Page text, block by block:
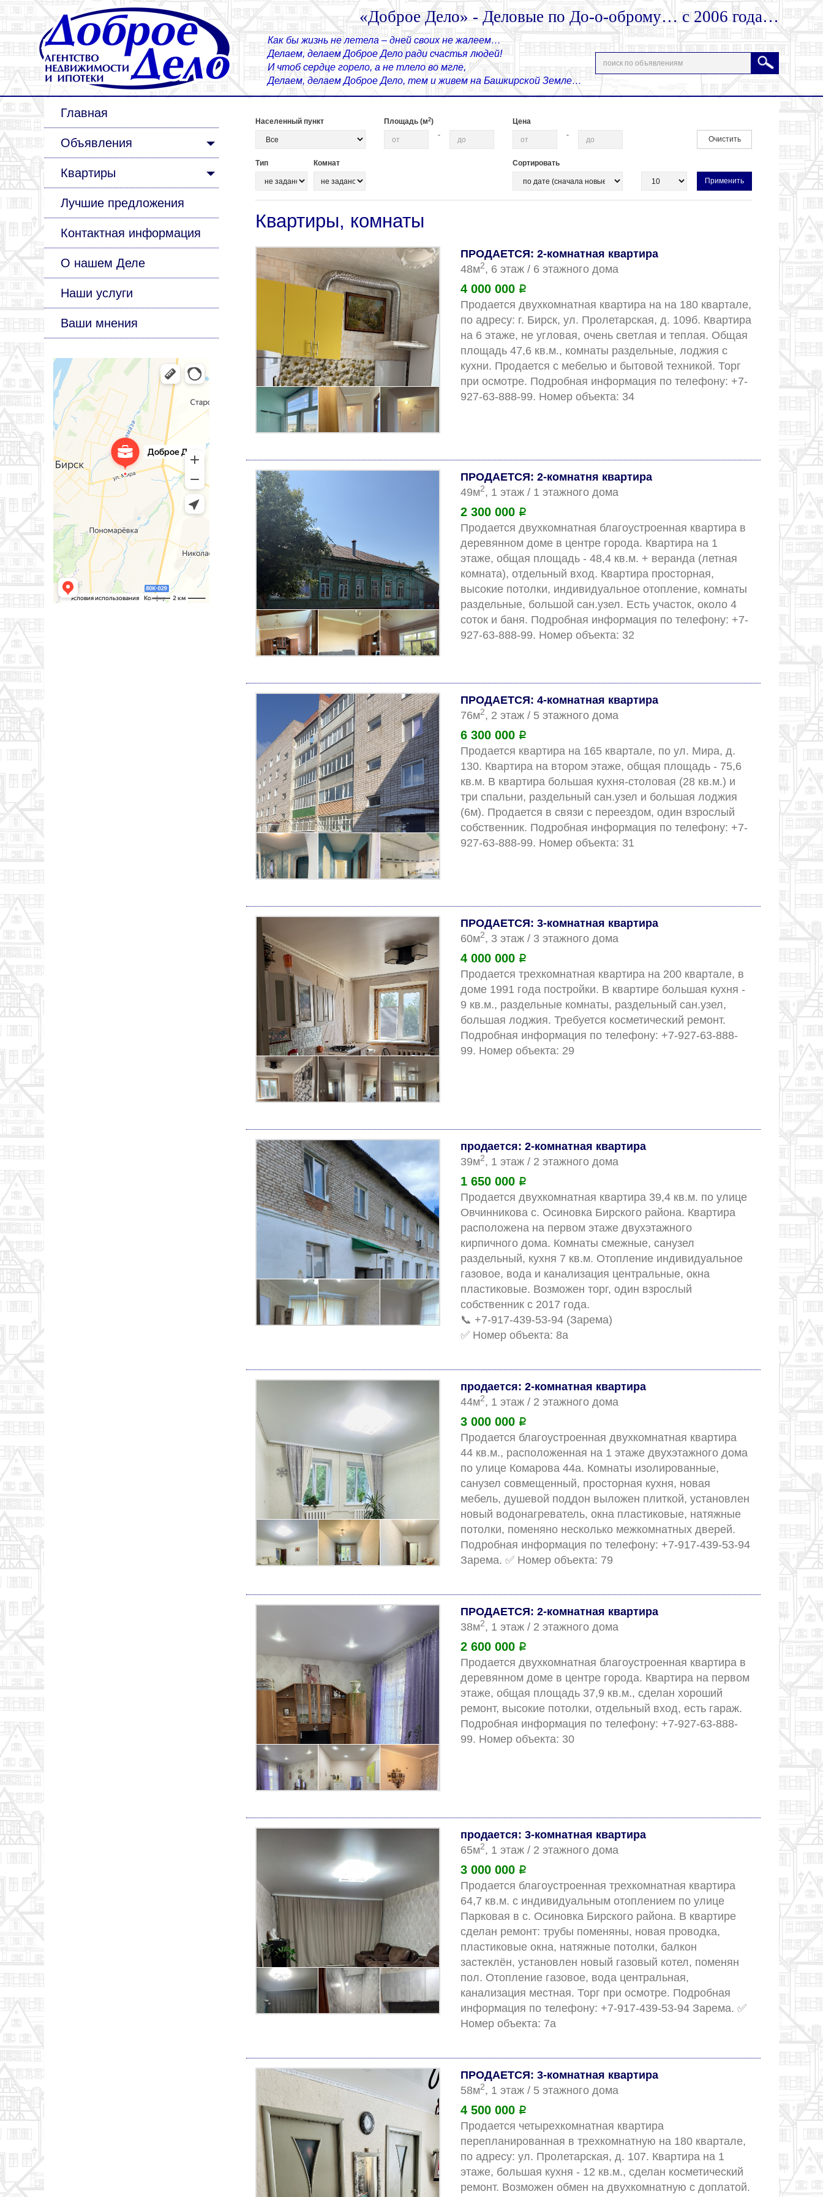
«Доброе Дело» - Деловые по До-о-оброму… с 2006 года…
Как бы жизнь не летела – дней своих не жалеем…
Делаем, делаем Доброе Дело ради счастья людей!
И чтоб сердце горело, а не тлело во мгле,
Делаем, делаем Доброе Дело, тем и живем на Башкирской Земле…
Главная
Объявления
Квартиры
Лучшие предложения
Контактная информация
О нашем Деле
Наши услуги
Ваши мнения
Населенный пункт
Тип Комнат
Площадь (м2)
-
Цена
-
Сортировать
Очистить
Квартиры, комнаты
ПРОДАЕТСЯ: 2-комнатная квартира
48м2, 6 этаж / 6 этажного дома
4 000 000 Р
Продается двухкомнатная квартира на на 180 квартале,
по адресу: г. Бирск, ул. Пролетарская, д. 109б. Квартира
на 6 этаже, не угловая, очень светлая и теплая. Общая
площадь 47,6 кв.м., комнаты раздельные, лоджия с
кухни. Продается с мебелью и бытовой техникой. Торг
при осмотре. Подробная информация по телефону: +7-
ПРОДАЕТСЯ: 2-комнатня квартира
49м2, 1 этаж / 1 этажного дома
2 300 000 Р
Продается двухкомнатная благоустроенная квартира в
деревянном доме в центре города. Квартира на 1
этаже, общая площадь - 48,4 кв.м. + веранда (летная
комната), отдельный вход. Квартира просторная,
высокие потолки, индивидуальное отопление, комнаты
раздельные, большой сан.узел. Есть участок, около 4
соток и баня. Подробная информация по телефону: +7-
ПРОДАЕТСЯ: 4-комнатная квартира
76м2, 2 этаж / 5 этажного дома
6 300 000 Р
Продается квартира на 165 квартале, по ул. Мира, д.
130. Квартира на втором этаже, общая площадь - 75,6
кв.м. В квартира большая кухня-столовая (28 кв.м.) и
три спальни, раздельный сан.узел и большая лоджия
(6м). Продается в связи с переездом, один взрослый
собственник. Подробная информация по телефону: +7-
ПРОДАЕТСЯ: 3-комнатная квартира
60м2, 3 этаж / 3 этажного дома
4 000 000 Р
Продается трехкомнатная квартира на 200 квартале, в
доме 1991 года постройки. В квартире большая кухня -
9 кв.м., раздельные комнаты, раздельный сан.узел,
большая лоджия. Требуется косметический ремонт.
Подробная информация по телефону: +7-927-63-888-
продается: 2-комнатная квартира
39м2, 1 этаж / 2 этажного дома
1 650 000 Р
Продается двухкомнатная квартира 39,4 кв.м. по улице
Овчинникова с. Осиновка Бирского района. Квартира
расположена на первом этаже двухэтажного
кирпичного дома. Комнаты смежные, санузел
раздельный, кухня 7 кв.м. Отопление индивидуальное
газовое, вода и канализация центральные, окна
пластиковые. Возможен торг, один взрослый
собственник с 2017 года.
📞 +7-917-439-53-94 (Зарема)
продается: 2-комнатная квартира
44м2, 1 этаж / 2 этажного дома
3 000 000 Р
Продается благоустроенная двухкомнатная квартира
44 кв.м., расположенная на 1 этаже двухэтажного дома
по улице Комарова 44а. Комнаты изолированные,
санузел совмещенный, просторная кухня, новая
мебель, душевой поддон выложен плиткой, установлен
новый водонагреватель, окна пластиковые, натяжные
потолки, поменяно несколько межкомнатных дверей.
Подробная информация по телефону: +7-917-439-53-94
ПРОДАЕТСЯ: 2-комнатная квартира
38м2, 1 этаж / 2 этажного дома
2 600 000 Р
Продается двухкомнатная благоустроенная квартира в
деревянном доме в центре города. Квартира на первом
этаже, общая площадь 37,9 кв.м., сделан хороший
ремонт, высокие потолки, отдельный вход, есть гараж.
Подробная информация по телефону: +7-927-63-888-
продается: 3-комнатная квартира
65м2, 1 этаж / 2 этажного дома
3 000 000 Р
Продается благоустроенная трехкомнатная квартира
64,7 кв.м. с индивидуальным отоплением по улице
Парковая в с. Осиновка Бирского района. В квартире
сделан ремонт: трубы поменяны, новая проводка,
пластиковые окна, натяжные потолки, балкон
застеклён, установлен новый газовый котел, поменян
пол. Отопление газовое, вода центральная,
канализация местная. Торг при осмотре. Подробная
информация по телефону: +7-917-439-53-94 Зарема. ✅
ПРОДАЕТСЯ: 3-комнатная квартира
58м2, 1 этаж / 5 этажного дома
4 500 000 Р
Продается четырехкомнатная квартира
перепланированная в трехкомнатную на 180 квартале,
по адресу: ул. Пролетарская, д. 107. Квартира на 1
этаже, большая кухня - 12 кв.м., сделан косметический
ремонт. Возможен обмен на двухкомнатную с доплатой.